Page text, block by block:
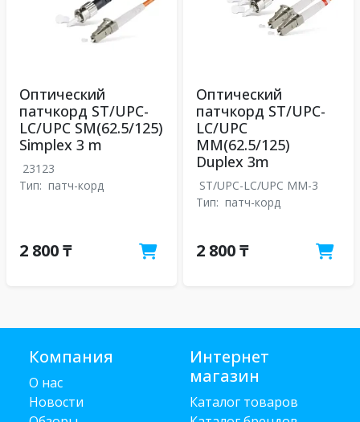
Оптический
патчкорд ST/UPC-
LC/UPC SM(62.5/125)
Simplex 3 m
23123
Тип: патч-корд
2 800 ₸
Оптический
патчкорд ST/UPC-
LC/UPC
MM(62.5/125)
Duplex 3m
ST/UPC-LC/UPC MM-3
Тип: патч-корд
2 800 ₸
Компания
О нас
Новости
Интернет
магазин
Каталог товаров